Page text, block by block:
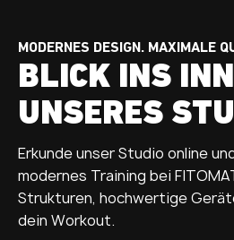
MODERNES DESIGN. MAXIMALE
BLICK INS
UNSERES
Erkunde unser Studio online
modernes Training bei
Strukturen, hochwertige
dein Workout.